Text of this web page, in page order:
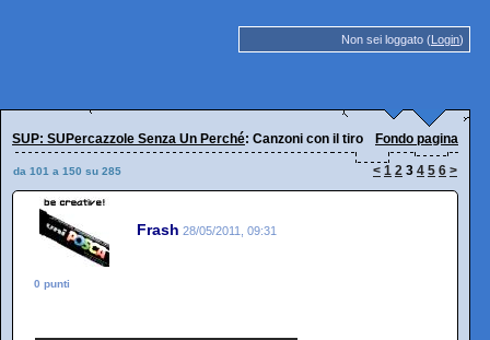
Non sei loggato (Login)
SUP: SUPercazzole Senza Un Perché: Canzoni con il tiro Fondo pagina
da 101 a 150 su 285 < 1 2 3 4 5 6 >
Frash 28/05/2011, 09:31
0 punti